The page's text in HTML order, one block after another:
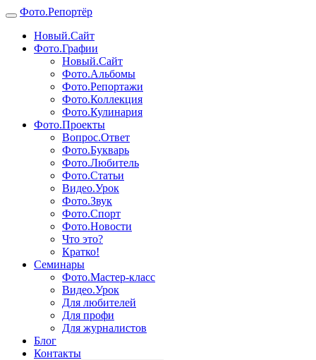
Фото.Репортёр
Новый.Сайт
Фото.Графии
Новый.Сайт
Фото.Альбомы
Фото.Репортажи
Фото.Коллекция
Фото.Кулинария
Фото.Проекты
Вопрос.Ответ
Фото.Букварь
Фото.Любитель
Фото.Статьи
Видео.Урок
Фото.Звук
Фото.Спорт
Фото.Новости
Что это?
Кратко!
Семинары
Фото.Мастер-класс
Видео.Урок
Для любителей
Для профи
Для журналистов
Блог
Контакты